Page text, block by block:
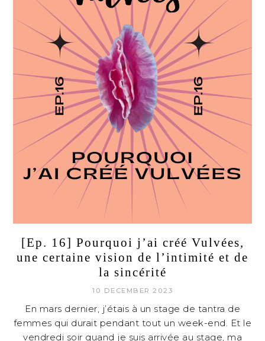
[Ep. 16] Pourquoi j’ai créé Vulvées,
une certaine vision de l’intimité et de
la sincérité
10 DECEMBER 2023
En mars dernier, j’étais à un stage de tantra de
femmes qui durait pendant tout un week-end. Et le
vendredi soir quand je suis arrivée au stage, ma